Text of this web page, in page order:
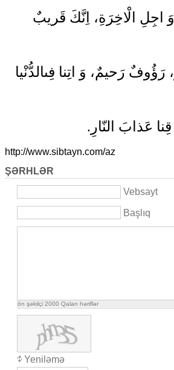
اجِلِ الْاخِرَةِ، اِنَّكَ قَريبٌ
رَحيمٌ، وَ اتِنا فِى‏الدُّنْيا
عَذابَ النّارِ.
http://www.sibtayn.com/az
ŞƏRHLƏR
Vebsayt
Başlıq
ön şəkilçi 2000 Qalan həriflər
Yeniləmə